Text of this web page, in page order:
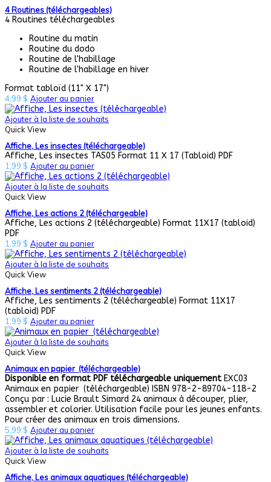
4 Routines (téléchargeables)
4 Routines téléchargeables
Routine du matin
Routine du dodo
Routine de l'habillage
Routine de l'habillage en hiver
Format tabloïd (11" X 17")
4,99 $ Ajouter au panier
Ajouter à la liste de souhaits
Quick View
Affiche, Les insectes (téléchargeable)
Affiche, Les insectes TAS05 Format 11 X 17 (Tabloid) PDF
1,99 $ Ajouter au panier
Ajouter à la liste de souhaits
Quick View
Affiche, Les actions 2 (téléchargeable)
Affiche, Les actions 2 (téléchargeable) Format 11X17 (tabloid)
PDF
1,99 $ Ajouter au panier
Ajouter à la liste de souhaits
Quick View
Affiche, Les sentiments 2 (téléchargeable)
Affiche, Les sentiments 2 (téléchargeable) Format 11X17
(tabloid) PDF
1,99 $ Ajouter au panier
Ajouter à la liste de souhaits
Quick View
Animaux en papier (téléchargeable)
Disponible en format PDF téléchargeable uniquementEXC03
Animaux en papier (téléchargeable) ISBN 978-2-89704-118-2
Conçu par : Lucie Brault Simard 24 animaux à découper, plier,
assembler et colorier. Utilisation facile pour les jeunes enfants.
Pour créer des animaux en trois dimensions.
5,99 $ Ajouter au panier
Ajouter à la liste de souhaits
Quick View
Affiche, Les animaux aquatiques (téléchargeable)